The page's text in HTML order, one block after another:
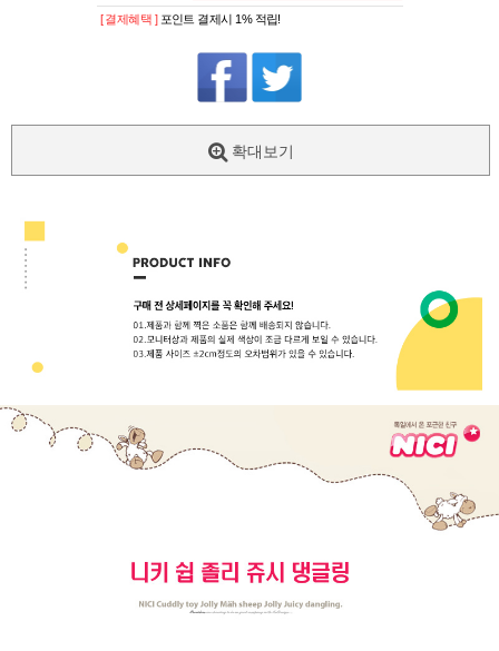
[ 결제혜택 ] 포인트 결제시 1% 적립!
확대보기